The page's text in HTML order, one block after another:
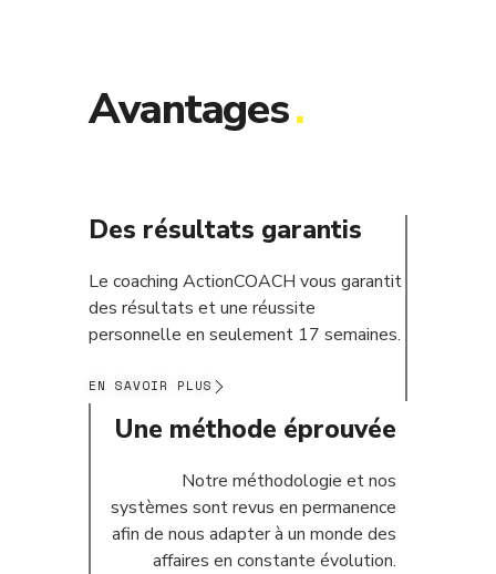
Avantages.
Des résultats garantis
Le coaching ActionCOACH vous garantit
des résultats et une réussite
personnelle en seulement 17 semaines.
EN SAVOIR PLUS
Une méthode éprouvée
Notre méthodologie et nos
systèmes sont revus en permanence
afin de nous adapter à un monde des
affaires en constante évolution.